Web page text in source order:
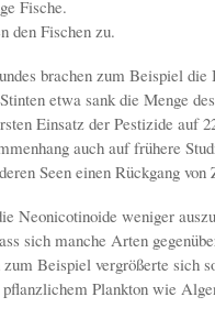
Fische.
den Fischen zu.
brachen zum Beispiel
etwa sank die Menge
Einsatz der Pestizide auf
auch auf frühere
Seen einen Rückgang von
Neonicotinoide weniger
sich manche Arten
Beispiel vergrößerte sich
Plankton wie